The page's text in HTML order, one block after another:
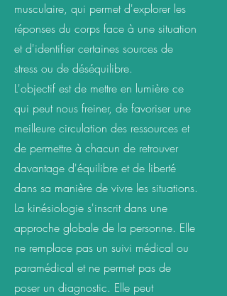
musculaire, qui permet d'explorer les
réponses du corps face à une situation
et d'identifier certaines sources de
stress ou de déséquilibre.
L'objectif est de mettre en lumière ce
qui peut nous freiner, de favoriser une
meilleure circulation des ressources et
de permettre à chacun de retrouver
davantage d'équilibre et de liberté
dans sa manière de vivre les situations.
La kinésiologie s'inscrit dans une
approche globale de la personne. Elle
ne remplace pas un suivi médical ou
paramédical et ne permet pas de
poser un diagnostic. Elle peut